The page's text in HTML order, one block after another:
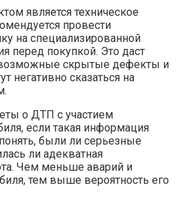
является техническое
провести
на специализированной
перед покупкой. Это даст
скрытые дефекты и
негативно сказаться на
о ДТП с участием
если такая информация
были ли серьезные
ли адекватная
Чем меньше аварий и
тем выше вероятность его